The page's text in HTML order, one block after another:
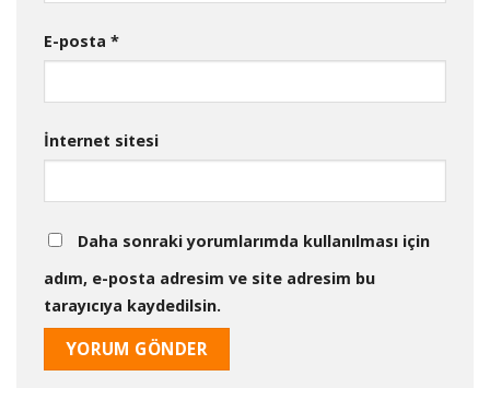
E-posta *
İnternet sitesi
Daha sonraki yorumlarımda kullanılması için
adım, e-posta adresim ve site adresim bu
tarayıcıya kaydedilsin.